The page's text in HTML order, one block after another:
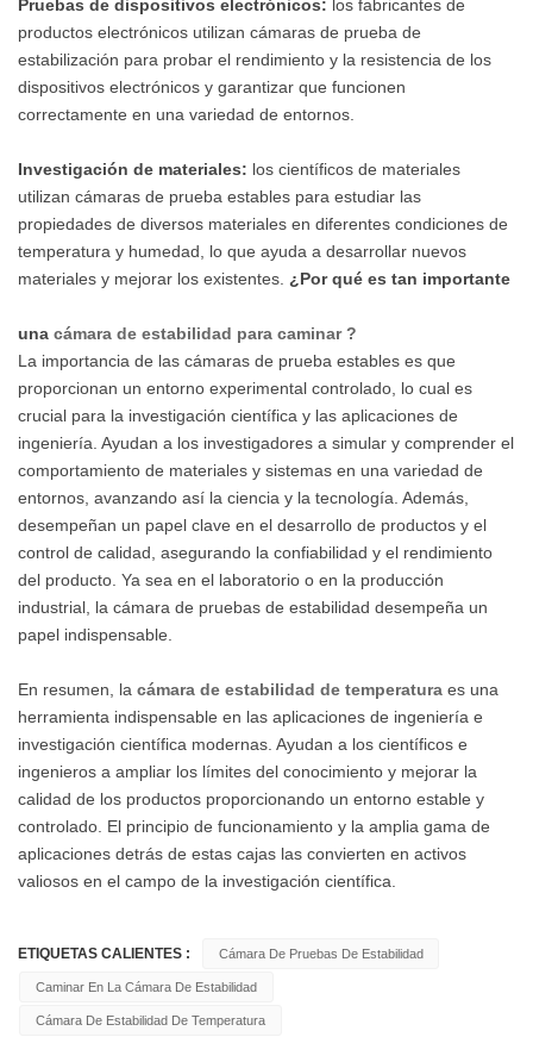
Pruebas de dispositivos electrónicos: los fabricantes de
productos electrónicos utilizan cámaras de prueba de
estabilización para probar el rendimiento y la resistencia de los
dispositivos electrónicos y garantizar que funcionen
correctamente en una variedad de entornos.
Investigación de materiales: los científicos de materiales
utilizan cámaras de prueba estables para estudiar las
propiedades de diversos materiales en diferentes condiciones de
temperatura y humedad, lo que ayuda a desarrollar nuevos
materiales y mejorar los existentes. ¿Por qué es tan importante
una cámara de estabilidad para caminar ?
La importancia de las cámaras de prueba estables es que
proporcionan un entorno experimental controlado, lo cual es
crucial para la investigación científica y las aplicaciones de
ingeniería. Ayudan a los investigadores a simular y comprender el
comportamiento de materiales y sistemas en una variedad de
entornos, avanzando así la ciencia y la tecnología. Además,
desempeñan un papel clave en el desarrollo de productos y el
control de calidad, asegurando la confiabilidad y el rendimiento
del producto. Ya sea en el laboratorio o en la producción
industrial, la cámara de pruebas de estabilidad desempeña un
papel indispensable.
En resumen, la cámara de estabilidad de temperatura es una
herramienta indispensable en las aplicaciones de ingeniería e
investigación científica modernas. Ayudan a los científicos e
ingenieros a ampliar los límites del conocimiento y mejorar la
calidad de los productos proporcionando un entorno estable y
controlado. El principio de funcionamiento y la amplia gama de
aplicaciones detrás de estas cajas las convierten en activos
valiosos en el campo de la investigación científica.
ETIQUETAS CALIENTES : Cámara De Pruebas De Estabilidad
Caminar En La Cámara De Estabilidad
Cámara De Estabilidad De Temperatura